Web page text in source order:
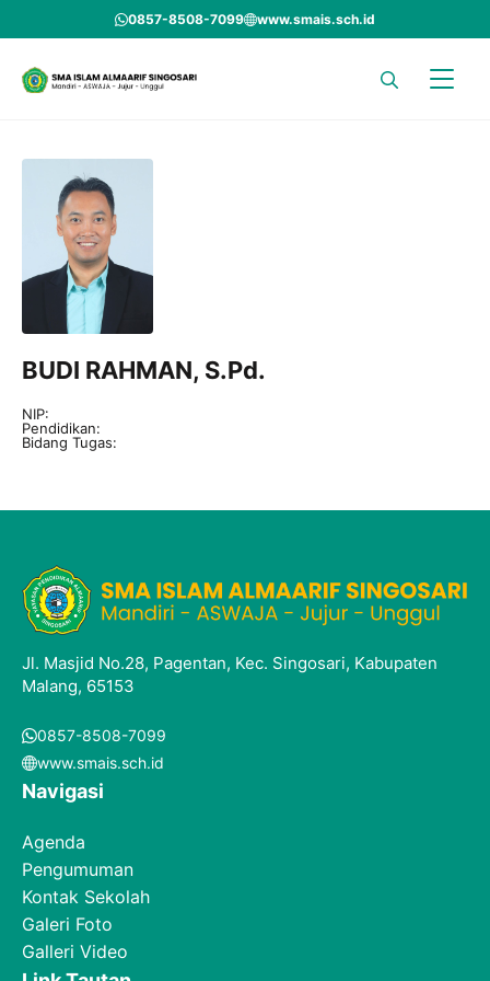
to
content
0857-8508-7099 www.smais.sch.id
BUDI RAHMAN, S.Pd.
NIP:
Pendidikan:
Bidang Tugas:
Jl. Masjid No.28, Pagentan, Kec. Singosari, Kabupaten
Malang, 65153
0857-8508-7099
www.smais.sch.id
Navigasi
Agenda
Pengumuman
Kontak Sekolah
Galeri Foto
Galleri Video